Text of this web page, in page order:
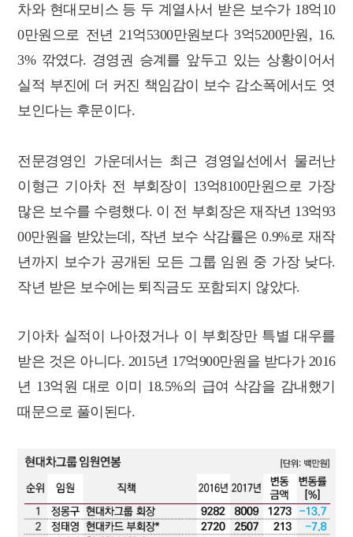
차와 현대모비스 등 두 계열사서 받은 보수가 18억10
0만원으로 전년 21억5300만원보다 3억5200만원, 16.
3% 깎였다. 경영권 승계를 앞두고 있는 상황이어서
실적 부진에 더 커진 책임감이 보수 감소폭에서도 엿
보인다는 후문이다.
전문경영인 가운데서는 최근 경영일선에서 물러난
이형근 기아차 전 부회장이 13억8100만원으로 가장
많은 보수를 수령했다. 이 전 부회장은 재작년 13억93
00만원을 받았는데, 작년 보수 삭감률은 0.9%로 재작
년까지 보수가 공개된 모든 그룹 임원 중 가장 낮다.
작년 받은 보수에는 퇴직금도 포함되지 않았다.
기아차 실적이 나아졌거나 이 부회장만 특별 대우를
받은 것은 아니다. 2015년 17억900만원을 받다가 2016
년 13억원 대로 이미 18.5%의 급여 삭감을 감내했기
때문으로 풀이된다.